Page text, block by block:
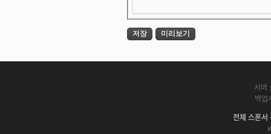
서버
백업
전체 스폰서